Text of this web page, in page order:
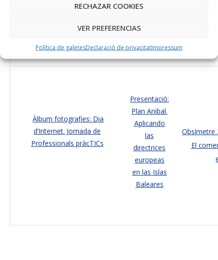
RECHAZAR COOKIES
VER PREFERENCIAS
Política de galetesDeclaració de privacitatImpressum
Àlbum fotografies: Dia
d’Internet. Jornada de
Professionals pràcTICs
Presentació:
Plan Anibal.
Aplicando
las
directrices
europeas
en las Islas
Baleares
Obsímetre
El